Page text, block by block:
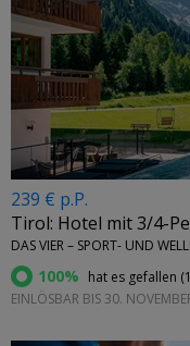
←
239 € p.P.
Tirol: Hotel mit 3/4-
100% hat es gefallen (
EINLÖSBAR BIS 30.